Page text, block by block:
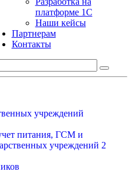
платформе 1С
Наши кейсы
Партнерам
Контакты
учреждений
питания, ГСМ и
учреждений 2